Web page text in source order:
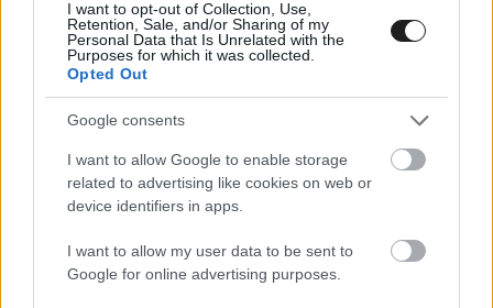
I want to opt-out of Collection, Use,
Retention, Sale, and/or Sharing of my
Personal Data that Is Unrelated with the
Purposes for which it was collected.
Opted Out
Google consents
I want to allow Google to enable storage
related to advertising like cookies on web or
device identifiers in apps.
I want to allow my user data to be sent to
Google for online advertising purposes.
Az IndyCar legújabb dobogósa
megtáltosodott autóját dicsérte
Bár Josef Newgarden jött el győzelemmel az IndyCar
gatewayi versenyéről, a szenzáció az újonc David Malukas
volt, aki látványosan szerezte meg első dobogóját. A verseny